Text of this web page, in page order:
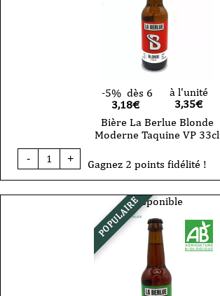
-5% dès 6
3,18€
à l'unité
3,35€
Bière La Berlue Blonde
Moderne Taquine VP 33cl
-
quantité
de
Berlue
+ Gagnez 2 points fidélité !
POPULAIREDisponible